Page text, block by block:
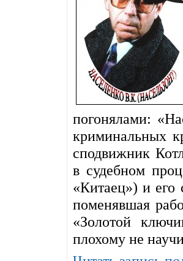
погонялами:
криминальных
сподвижник
в судебном
«Китаец») и
поменявшая
«Золотой
плохому не